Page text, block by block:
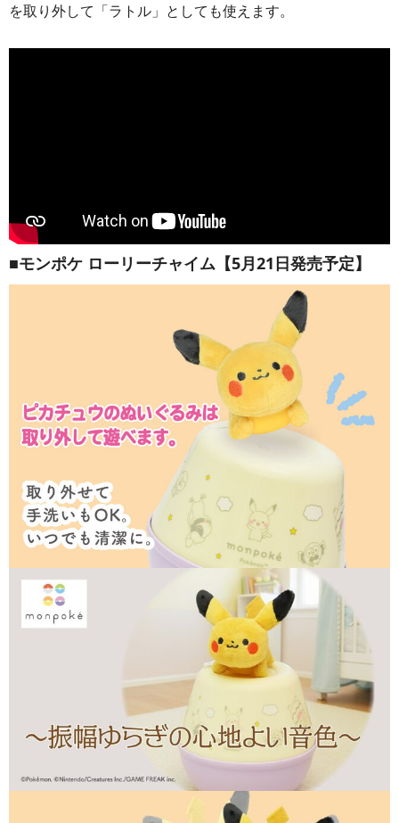
を取り外して「ラトル」としても使えます。
■モンポケ ローリーチャイム【5月21日発売予定】